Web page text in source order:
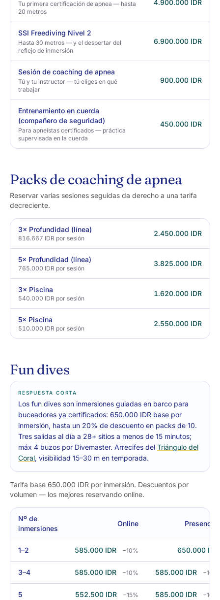
Tu primera certificación de apnea — hasta
20 metros
4.900.000 IDR
SSI Freediving Nivel 2
Hasta 30 metros — y el despertar del
reflejo de inmersión
6.900.000 IDR
Sesión de coaching de apnea
Tú y tu instructor — tú eliges en qué
trabajar
900.000 IDR
Entrenamiento en cuerda
(compañero de seguridad)
Para apneístas certificados — práctica
supervisada en la cuerda
450.000 IDR
Packs de coaching de apnea
Reservar varias sesiones seguidas da derecho a una tarifa
decreciente.
3× Profundidad (línea)
816.667 IDR por sesión
2.450.000 IDR
5× Profundidad (línea)
765.000 IDR por sesión
3.825.000 IDR
3× Piscina
540.000 IDR por sesión
1.620.000 IDR
5× Piscina
510.000 IDR por sesión
2.550.000 IDR
Fun dives
RESPUESTA CORTA
Los fun dives son inmersiones guiadas en barco para
buceadores ya certificados: 650.000 IDR base por
inmersión, hasta un 20% de descuento en packs de 10.
Tres salidas al día a 28+ sitios a menos de 15 minutos;
máx 4 buzos por Divemaster. Arrecifes del Triángulo del
Coral, visibilidad 15–30 m en temporada.
Tarifa base 650.000 IDR por inmersión. Descuentos por
volumen — los mejores reservando online.
Nº de
inmersiones
Online Presencial
1–2 585.000 IDR −10% 650.000 IDR
3–4 585.000 IDR −10% 585.000 IDR −10%
5 552.500 IDR −15% 585.000 IDR −10%